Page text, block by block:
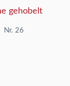
gehobelt
Nr. 26